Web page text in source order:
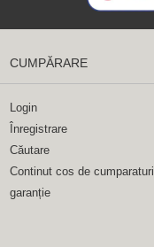
CUMPĂRARE
Login
Înregistrare
Căutare
Continut cos de cumparaturi
garanție